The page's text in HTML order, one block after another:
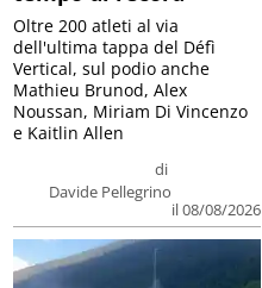
di
Davide Pellegrino
il 08/08/2026
Oltre 200 atleti al via
dell'ultima tappa del Défì
Vertical, sul podio anche
Mathieu Brunod, Alex
Noussan, Miriam Di Vincenzo
e Kaitlin Allen